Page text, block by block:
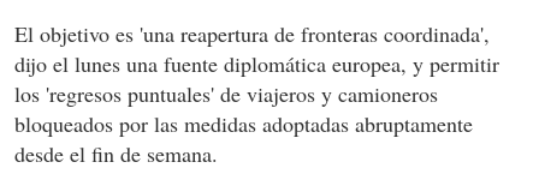
El objetivo es 'una reapertura de fronteras coordinada',
dijo el lunes una fuente diplomática europea, y permitir
los 'regresos puntuales' de viajeros y camioneros
bloqueados por las medidas adoptadas abruptamente
desde el fin de semana.